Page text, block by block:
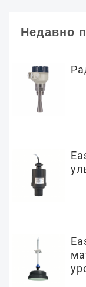
Недавно